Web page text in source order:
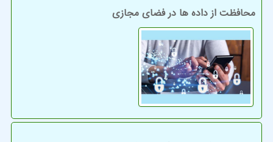
محافظت از داده ها در فضای مجازی